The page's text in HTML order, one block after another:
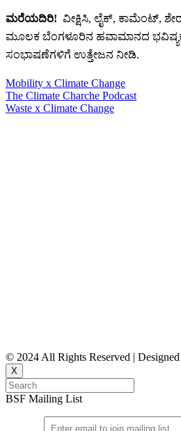
ಮರೆಯದಿರಿ! ವೀಕ್ಷಿಸಿ, ಲೈಕ್, ಕಾಮೆಂಟ್,
ಮೂಲಕ ಬೆಂಗಳೂರಿನ ಹವಾಮಾನದ
ಸಂಭಾಷಣೆಗಳಿಗೆ ಉತ್ತೇಜನ ನೀಡಿ.
Mobility x Climate Change
The Climate Charche Podcast
Waste x Climate Change
© 2024 All Rights Reserved |
X
BSF Mailing List